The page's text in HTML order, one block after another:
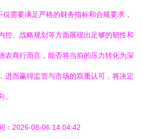
仅需要满足严格的财务指标和合规要求，
控、战略规划等方面展现出足够的韧性和
农商行而言，能否将当前的压力转化为深
进而赢得监管与市场的双重认可，将决定
。
：2026-08-06 14:04:42